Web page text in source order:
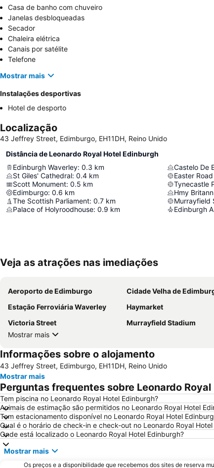
Casa de banho com chuveiro
Janelas desbloqueadas
Secador
Chaleira elétrica
Canais por satélite
Telefone
Mostrar mais
Instalações desportivas
Hotel de desporto
Localização
43 Jeffrey Street, Edimburgo, EH11DH, Reino Unido
Distância de Leonardo Royal Hotel Edinburgh
Edinburgh Waverley: 0.3 km
St Giles' Cathedral: 0.4 km
Scott Monument: 0.5 km
Edimburgo: 0.6 km
The Scottish Parliament: 0.7 km
Palace of Holyroodhouse: 0.9 km
Castelo De
Easter
Tynecastle
Hmy
Murrayfield
Edinburgh
Veja as atrações nas imediações
Aeroporto de Edimburgo Cidade Velha de
Estação Ferroviária Waverley
Haymarket
Victoria Street
Murrayfield Stadium
Mostrar mais
Informações sobre o alojamento
43 Jeffrey Street, Edimburgo, EH11DH, Reino Unido
Mostrar mais
Perguntas frequentes sobre Leonardo
Tem piscina no Leonardo Royal Hotel Edinburgh?
Animais de estimação são permitidos no Leonardo Royal Hotel
Tem estacionamento disponível no Leonardo Royal Hotel
Qual é o horário de check-in e check-out no Leonardo Royal
Onde está localizado o Leonardo Royal Hotel Edinburgh?
Mostrar mais
Os preços e a disponibilidade que recebemos dos sites de reserva